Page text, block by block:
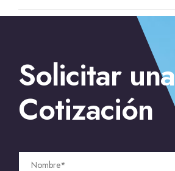
Solicitar una
Cotización